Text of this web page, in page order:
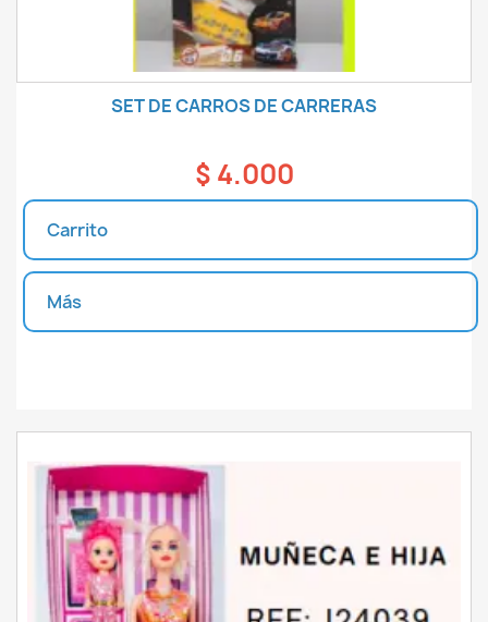
SET DE CARROS DE CARRERAS
$ 4.000
Carrito
Más